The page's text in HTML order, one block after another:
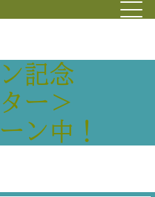
記念
ー＞
ン中！